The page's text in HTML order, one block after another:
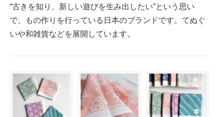
“古きを知り、新しい遊びを生み出したい”という思い
で、もの作りを行っている日本のブランドです。てぬぐ
いや和雑貨などを展開しています。